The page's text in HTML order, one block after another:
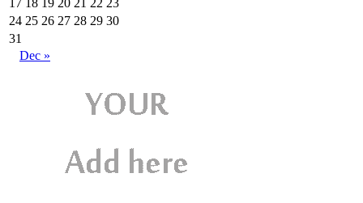
17 18 19 20 21 22 23
24 25 26 27 28 29 30
31
Dec »